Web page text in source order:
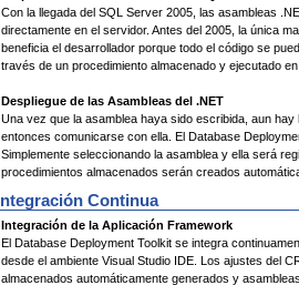
Con la llegada del SQL Server 2005, las asambleas
directamente en el servidor. Antes del 2005, la única
beneficia el desarrollador porque todo el código se
través de un procedimiento almacenado y ejecutado
Despliegue de las Asambleas del .NET
Una vez que la asamblea haya sido escribida, aun
entonces comunicarse con ella. El Database
Simplemente seleccionando la asamblea y ella será
procedimientos almacenados serán creados
Integración Continua
Integración de la Aplicación Framework
El Database Deployment Toolkit se integra
desde el ambiente Visual Studio IDE. Los ajustes del
almacenados automáticamente generados y